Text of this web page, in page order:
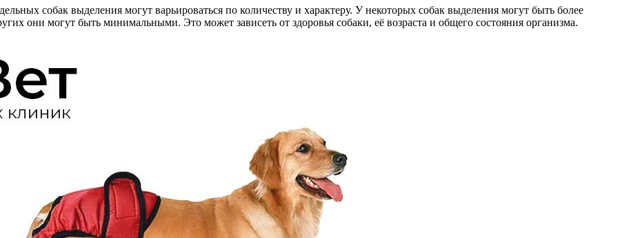
собак выделения могут варьироваться по количеству и характеру. У некоторых собак выделения могут быть более
они могут быть минимальными. Это может зависеть от здоровья собаки, её возраста и общего состояния организма.